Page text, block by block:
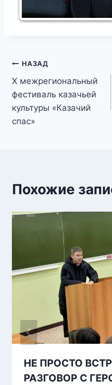
Навигация
по
записям
НАЗАД
X межрегиональный
фестиваль казачьей
культуры «Казачий
спас»
Похожие
НЕ ПРОСТО
РАЗГОВОР С